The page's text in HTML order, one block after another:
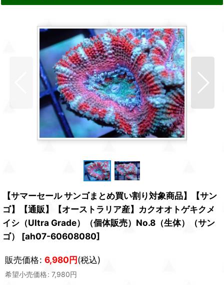
【サマーセール サンゴまとめ買い割り対象商品】【サン
ゴ】【通販】【オーストラリア産】カクオオトゲキクメ
イシ（Ultra Grade）（個体販売）No.8（生体）（サン
ゴ）
[ah07-60608080]
販売価格: 6,980円(税込)
希望小売価格: 7,980円